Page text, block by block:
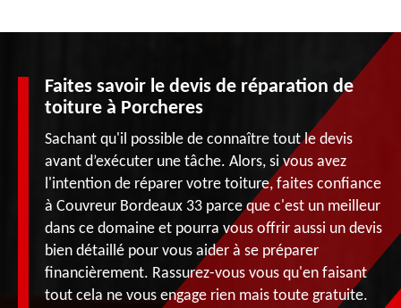
Faites savoir le devis de réparation de
toiture à Porcheres
Sachant qu'il possible de connaître tout le devis
avant d’exécuter une tâche. Alors, si vous avez
l'intention de réparer votre toiture, faites confiance
à Couvreur Bordeaux 33 parce que c'est un meilleur
dans ce domaine et pourra vous offrir aussi un devis
bien détaillé pour vous aider à se préparer
financièrement. Rassurez-vous vous qu'en faisant
tout cela ne vous engage rien mais toute gratuite.